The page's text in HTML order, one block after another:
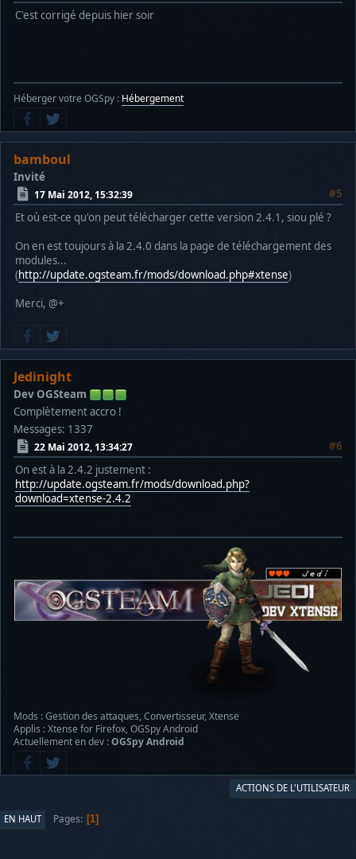
C'est corrigé depuis hier soir
Héberger votre OGSpy : Hébergement
bamboul
Invité
17 Mai 2012, 15:32:39
#5
Et où est-ce qu'on peut télécharger cette version 2.4.1, siou plé ?
On en est toujours à la 2.4.0 dans la page de téléchargement des
modules...
(http://update.ogsteam.fr/mods/download.php#xtense)
Merci, @+
Jedinight
Dev OGSteam
Complètement accro !
Messages: 1337
22 Mai 2012, 13:34:27
#6
On est à la 2.4.2 justement :
http://update.ogsteam.fr/mods/download.php?
download=xtense-2.4.2
Mods : Gestion des attaques, Convertisseur, Xtense
Applis : Xtense for Firefox, OGSpy Android
Actuellement en dev :OGSpy Android
ACTIONS DE L'UTILISATEUR
EN HAUT Pages 1